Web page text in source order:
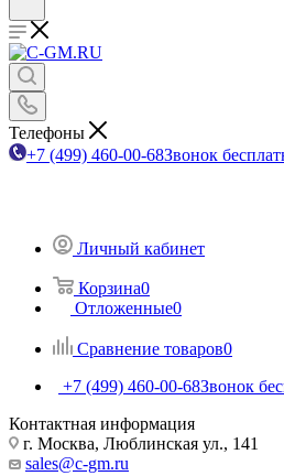
Телефоны
+7 (499) 460-00-68Звонок
Личный кабинет
Корзина0
Отложенные0
Сравнение товаров0
+7 (499) 460-00-68Звонок
Контактная информация
г. Москва, Люблинская ул., 141
sales@c-gm.ru